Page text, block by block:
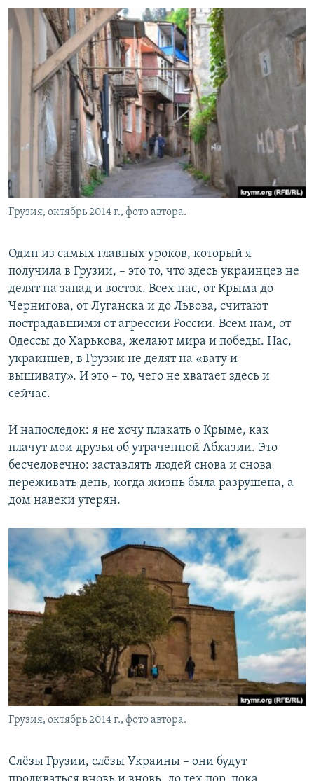
Грузия, октябрь 2014 г., фото автора.
Один из самых главных уроков, который я
получила в Грузии, – это то, что здесь украинцев не
делят на запад и восток. Всех нас, от Крыма до
Чернигова, от Луганска и до Львова, считают
пострадавшими от агрессии России. Всем нам, от
Одессы до Харькова, желают мира и победы. Нас,
украинцев, в Грузии не делят на «вату и
вышивату». И это – то, чего не хватает здесь и
сейчас.
И напоследок: я не хочу плакать о Крыме, как
плачут мои друзья об утраченной Абхазии. Это
бесчеловечно: заставлять людей снова и снова
переживать день, когда жизнь была разрушена, а
дом навеки утерян.
Грузия, октябрь 2014 г., фото автора.
Слёзы Грузии, слёзы Украины – они будут